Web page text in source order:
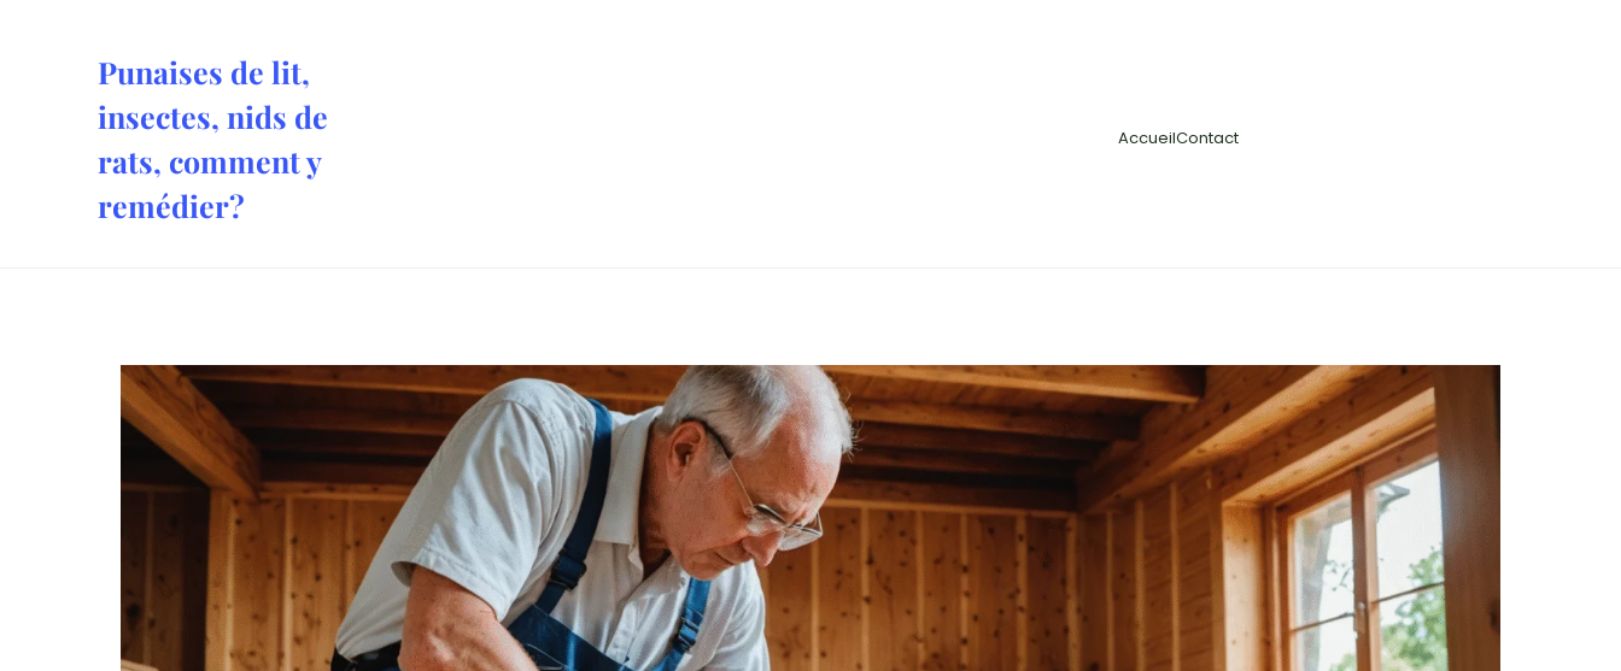
Punaises de lit,
insectes, nids de
rats, comment y
remédier?
AccueilContact